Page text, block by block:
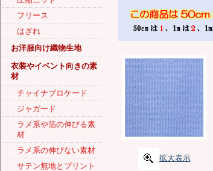
フリース
はぎれ
お洋服向け織物生地
衣装やイベント向きの素
材
チャイナブロケード
ジャガード
ラメ系や箔の伸びる素
材
ラメ系の伸びない素材
サテン無地とプリント
拡大表示